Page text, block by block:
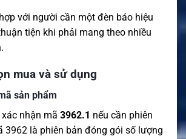
với người cần một đèn báo hiệu
tiện khi phải mang theo nhiều
mua và sử dụng
sản phẩm
nhận mã 3962.1 nếu cần phiên
3962 là phiên bản đóng gói số lượng